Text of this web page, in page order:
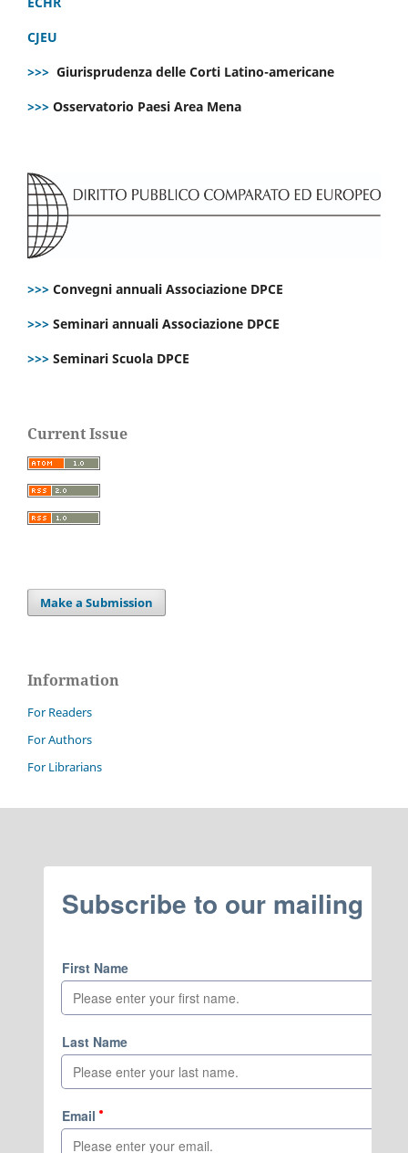
CJEU
>>> Giurisprudenza delle Corti Latino-americane
>>> Osservatorio Paesi Area Mena
>>> Convegni annuali Associazione DPCE
>>> Seminari annuali Associazione DPCE
>>> Seminari Scuola DPCE
Current Issue
Make a Submission
Information
For Readers
For Authors
For Librarians